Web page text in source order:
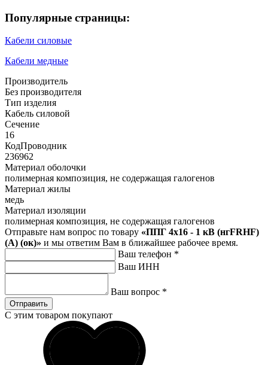
Популярные страницы:
Кабели силовые
Кабели медные
Производитель
Без производителя
Тип изделия
Кабель силовой
Сечение
16
КодПроводник
236962
Материал оболочки
полимерная композиция, не содержащая галогенов
Материал жилы
медь
Материал изоляции
полимерная композиция, не содержащая галогенов
Отправьте нам вопрос по товару «ППГ 4х16 - 1 кВ (нгFRHF)
(А) (ок)» и мы ответим Вам в ближайшее рабочее время.
Ваш телефон *
Ваш ИНН
Ваш вопрос *
Отправить
С этим товаром покупают